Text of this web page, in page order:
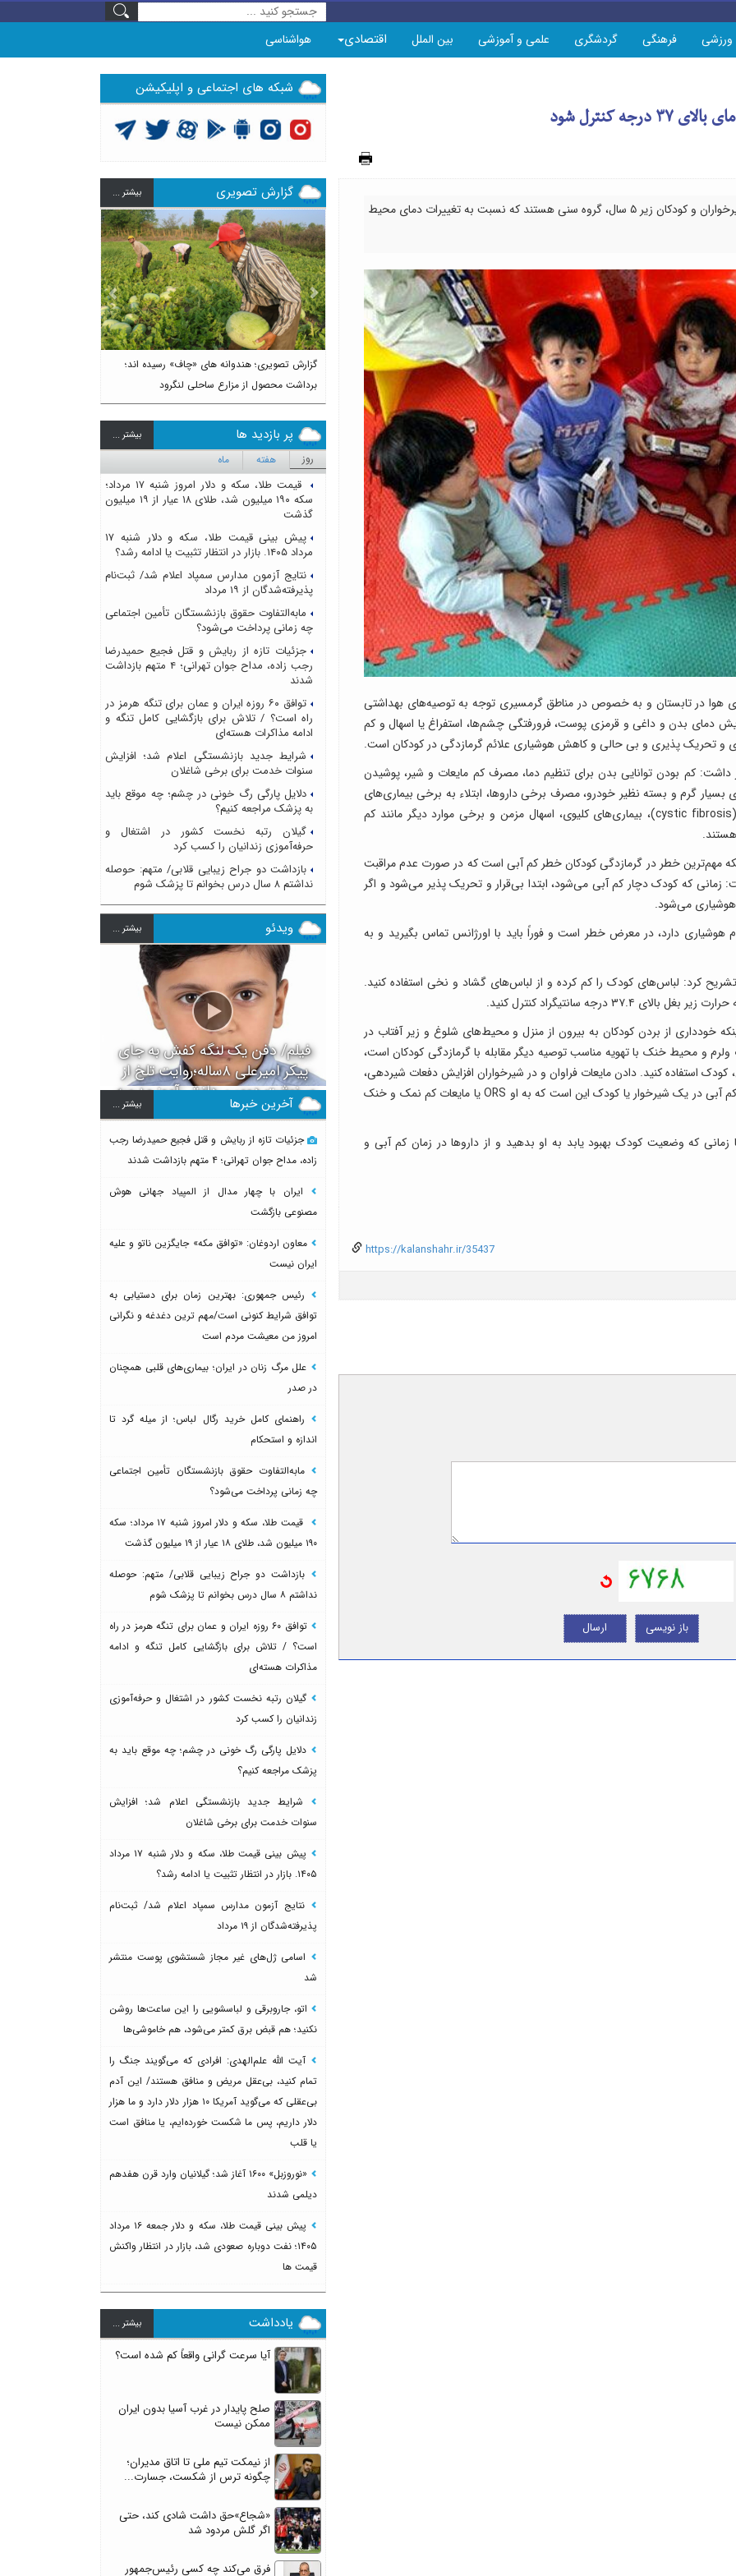
ورزشی فرهنگی گردشگری علمی و آموزشی بین الملل اقتصادی هواشناسی
رئیس اداره سلامت کودکان وزارت بهداشت گفت: شیرخواران و کودکان زیر ۵ سال، گروه سنی هستند که نسبت به تغییرات دمای محیط
هوا در تابستان و به خصوص در مناطق گرمسیری توجه به توصیه‌های بهداشتی
دمای بدن و داغی و قرمزی پوست، فرورفتگی چشم‌ها، استفراغ یا اسهال و کم
و تحریک پذیری و بی حالی و کاهش هوشیاری علائم گرمازدگی در کودکان است.
کم بودن توانایی بدن برای تنظیم دما، مصرف کم مایعات و شیر، پوشیدن
گرم و بسته نظیر خودرو، مصرف برخی داروها، ابتلاء به برخی بیماری‌های
زمینه‌ای مثل دیابت کودکان، بیماری فیبروزکیستیک (cystic fibrosis)، بیماری‌های کلیوی، اسهال مزمن و برخی موارد دیگر مانند کم
مهم‌ترین خطر در گرمازدگی کودکان خطر کم آبی است که در صورت عدم مراقبت
که کودک دچار کم آبی می‌شود، ابتدا بی‌قرار و تحریک پذیر می‌شود و اگر
هوشیاری می‌شود.
هوشیاری دارد، در معرض خطر است و فوراً باید با اورژانس تماس بگیرید و به
کرد: لباس‌های کودک را کم کرده و از لباس‌های گشاد و نخی استفاده کنید.
درجه سانتیگراد کنترل کنید.
خودداری از بردن کودکان به بیرون از منزل و محیط‌های شلوغ و زیر آفتاب در
و محیط خنک با تهویه مناسب توصیه دیگر مقابله با گرمازدگی کودکان است،
استفاده کنید. دادن مایعات فراوان و در شیرخواران افزایش دفعات شیردهی،
بهترین راه برای جبران کم آبی است. راه پیشگیری از کم آبی در یک شیرخوار یا کودک این است که به او ORS یا مایعات کم نمک و خنک
که وضعیت کودک بهبود یابد به او بدهید و از داروها در زمان کم آبی و
https://kalanshahr.ir/35437
ارسال باز نویسی
شبکه های اجتماعی و اپلیکیشن
گزارش تصویری بيشتر ...
گزارش تصویری؛ هندوانه های «چاف» رسیده اند؛
برداشت محصول از مزارع ساحلی لنگرود
Previous Next
پر بازدید ها بيشتر ...
روز هفته ماه
قیمت طلا، سکه و دلار امروز شنبه ۱۷ مرداد؛
سکه ۱۹۰ میلیون شد، طلای ۱۸ عیار از ۱۹ میلیون
گذشت
پیش بینی قیمت طلا، سکه و دلار شنبه ۱۷
مرداد ۱۴۰۵. بازار در انتظار تثبیت یا ادامه رشد؟
نتایج آزمون مدارس سمپاد اعلام شد/ ثبت‌نام
پذیرفته‌شدگان از ۱۹ مرداد
مابه‌التفاوت حقوق بازنشستگان تأمین اجتماعی
چه زمانی پرداخت می‌شود؟
جزئیات تازه از ربایش و قتل فجیع حمیدرضا
رجب زاده، مداح جوان تهرانی؛ ۴ متهم بازداشت
شدند
توافق ۶۰ روزه ایران و عمان برای تنگه هرمز در
راه است؟ / تلاش برای بازگشایی کامل تنگه و
ادامه مذاکرات هسته‌ای
شرایط جدید بازنشستگی اعلام شد؛ افزایش
سنوات خدمت برای برخی شاغلان
دلایل پارگی رگ خونی در چشم؛ چه موقع باید
به پزشک مراجعه کنیم؟
گیلان رتبه نخست کشور در اشتغال و
حرفه‌آموزی زندانیان را کسب کرد
بازداشت دو جراح زیبایی قلابی/ متهم: حوصله
نداشتم ۸ سال درس بخوانم تا پزشک شوم
ویدئو بيشتر ...
فیلم/ دفن یک لنگه کفش به جای
پیکر امیرعلی ۸ساله؛روایت تلخ از
سرنوشت دومین دانش آموز مدرسه
میناب بعد از ماکان
آخرین خبرها بيشتر ...
جزئیات تازه از ربایش و قتل فجیع حمیدرضا رجب
زاده، مداح جوان تهرانی؛ ۴ متهم بازداشت شدند
ایران با چهار مدال از المپیاد جهانی هوش
مصنوعی بازگشت
معاون اردوغان: «توافق مکه» جایگزین ناتو و علیه
ایران نیست
رئیس جمهوری: بهترین زمان برای دستیابی به
توافق شرایط کنونی است/مهم ترین دغدغه و نگرانی
امروز من معیشت مردم است
علل مرگ زنان در ایران؛ بیماری‌های قلبی همچنان
در صدر
راهنمای کامل خرید رگال لباس؛ از میله گرد تا
اندازه و استحکام
مابه‌التفاوت حقوق بازنشستگان تأمین اجتماعی
چه زمانی پرداخت می‌شود؟
قیمت طلا، سکه و دلار امروز شنبه ۱۷ مرداد؛ سکه
۱۹۰ میلیون شد، طلای ۱۸ عیار از ۱۹ میلیون گذشت
بازداشت دو جراح زیبایی قلابی/ متهم: حوصله
نداشتم ۸ سال درس بخوانم تا پزشک شوم
توافق ۶۰ روزه ایران و عمان برای تنگه هرمز در راه
است؟ / تلاش برای بازگشایی کامل تنگه و ادامه
مذاکرات هسته‌ای
گیلان رتبه نخست کشور در اشتغال و حرفه‌آموزی
زندانیان را کسب کرد
دلایل پارگی رگ خونی در چشم؛ چه موقع باید به
پزشک مراجعه کنیم؟
شرایط جدید بازنشستگی اعلام شد؛ افزایش
سنوات خدمت برای برخی شاغلان
پیش بینی قیمت طلا، سکه و دلار شنبه ۱۷ مرداد
۱۴۰۵. بازار در انتظار تثبیت یا ادامه رشد؟
نتایج آزمون مدارس سمپاد اعلام شد/ ثبت‌نام
پذیرفته‌شدگان از ۱۹ مرداد
اسامی ژل‌های غیر مجاز شستشوی پوست منتشر
شد
اتو، جاروبرقی و لباسشویی را این ساعت‌ها روشن
نکنید؛ هم قبض برق کمتر می‌شود، هم خاموشی‌ها
آیت الله علم‌الهدی: افرادی که می‌گویند جنگ را
تمام کنید، بی‌عقل مریض و منافق هستند/ این آدم
بی‌عقلی که می‌گوید آمریکا ۱۰ هزار دلار دارد و ما هزار
دلار داریم، پس ما شکست خورده‌ایم، یا منافق است
یا قلب
«نوروزبل» ۱۶۰۰ آغاز شد؛ گیلانیان وارد قرن هفدهم
دیلمی شدند
پیش بینی قیمت طلا، سکه و دلار جمعه ۱۶ مرداد
۱۴۰۵؛ نفت دوباره صعودی شد، بازار در انتظار واکنش
قیمت ها
یادداشت بيشتر ...
آیا سرعت گرانی واقعاً کم شده است؟
صلح پایدار در غرب آسیا بدون ایران
ممکن نیست
از نیمکت تیم ملی تا اتاق مدیران؛
چگونه ترس از شکست، جسارت...
«شجاع»حق داشت شادی کند، حتی
اگر گلش مردود شد
فرق می‌کند چه کسی رئیس‌جمهور